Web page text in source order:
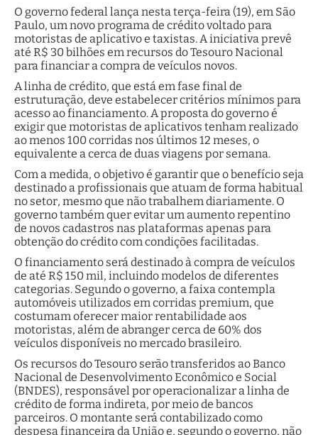
O governo federal lança nesta terça-feira (19), em São
Paulo, um novo programa de crédito voltado para
motoristas de aplicativo e taxistas. A iniciativa prevê
até R$ 30 bilhões em recursos do Tesouro Nacional
para financiar a compra de veículos novos.
A linha de crédito, que está em fase final de
estruturação, deve estabelecer critérios mínimos para
acesso ao financiamento. A proposta do governo é
exigir que motoristas de aplicativos tenham realizado
ao menos 100 corridas nos últimos 12 meses, o
equivalente a cerca de duas viagens por semana.
Com a medida, o objetivo é garantir que o benefício seja
destinado a profissionais que atuam de forma habitual
no setor, mesmo que não trabalhem diariamente. O
governo também quer evitar um aumento repentino
de novos cadastros nas plataformas apenas para
obtenção do crédito com condições facilitadas.
O financiamento será destinado à compra de veículos
de até R$ 150 mil, incluindo modelos de diferentes
categorias. Segundo o governo, a faixa contempla
automóveis utilizados em corridas premium, que
costumam oferecer maior rentabilidade aos
motoristas, além de abranger cerca de 60% dos
veículos disponíveis no mercado brasileiro.
Os recursos do Tesouro serão transferidos ao Banco
Nacional de Desenvolvimento Econômico e Social
(BNDES), responsável por operacionalizar a linha de
crédito de forma indireta, por meio de bancos
parceiros. O montante será contabilizado como
despesa financeira da União e, segundo o governo, não